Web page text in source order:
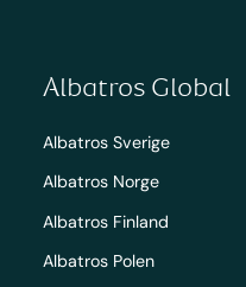
Albatros Global
Albatros Sverige
Albatros Norge
Albatros Finland
Albatros Polen